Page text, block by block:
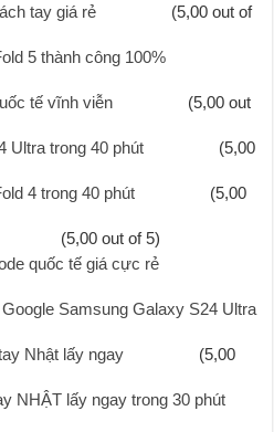
tay giá rẻ
(5,00 out of
5 thành công 100%
tế vĩnh viễn
(5,00 out
Ultra trong 40 phút
(5,00
4 trong 40 phút
(5,00
(5,00 out of 5)
quốc tế giá cực rẻ
Samsung Galaxy S24 Ultra
Nhật lấy ngay
(5,00
NHẬT lấy ngay trong 30 phút